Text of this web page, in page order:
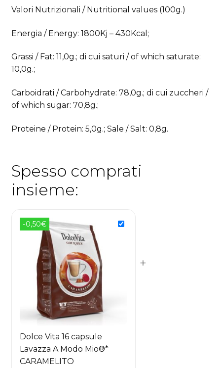
Valori Nutrizionali / Nutritional values ​​(100g.)
Energia / Energy: 1800Kj – 430Kcal;
Grassi / Fat: 11,0g.; di cui saturi / of which saturate:
10,0g.;
Carboidrati / Carbohydrate: 78,0g.; di cui zuccheri /
of which sugar: 70,8g.;
Proteine / Protein: 5,0g.; Sale / Salt: 0,8g.
Spesso comprati
insieme:
-0,50€
Dolce Vita 16 capsule
Lavazza A Modo Mio®*
CARAMELITO
+